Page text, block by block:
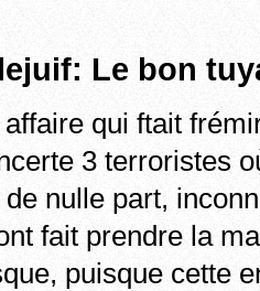
Le bon
qui ftait
3 terroristes
nulle part,
fait prendre la
puisque cette